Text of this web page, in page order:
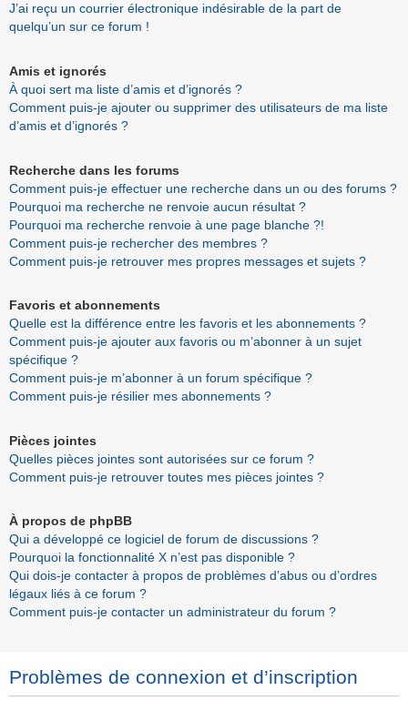
J’ai reçu un courrier électronique indésirable de la part de
quelqu’un sur ce forum !
Amis et ignorés
À quoi sert ma liste d’amis et d’ignorés ?
Comment puis-je ajouter ou supprimer des utilisateurs de ma liste
d’amis et d’ignorés ?
Recherche dans les forums
Comment puis-je effectuer une recherche dans un ou des forums ?
Pourquoi ma recherche ne renvoie aucun résultat ?
Pourquoi ma recherche renvoie à une page blanche ?!
Comment puis-je rechercher des membres ?
Comment puis-je retrouver mes propres messages et sujets ?
Favoris et abonnements
Quelle est la différence entre les favoris et les abonnements ?
Comment puis-je ajouter aux favoris ou m’abonner à un sujet
spécifique ?
Comment puis-je m’abonner à un forum spécifique ?
Comment puis-je résilier mes abonnements ?
Pièces jointes
Quelles pièces jointes sont autorisées sur ce forum ?
Comment puis-je retrouver toutes mes pièces jointes ?
À propos de phpBB
Qui a développé ce logiciel de forum de discussions ?
Pourquoi la fonctionnalité X n’est pas disponible ?
Qui dois-je contacter à propos de problèmes d’abus ou d’ordres
légaux liés à ce forum ?
Comment puis-je contacter un administrateur du forum ?
Problèmes de connexion et d’inscription